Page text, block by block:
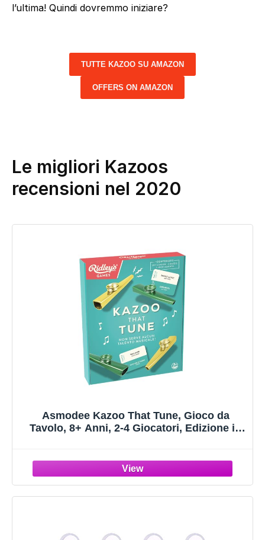
l’ultima! Quindi dovremmo iniziare?
TUTTE KAZOO SU AMAZON
OFFERS ON AMAZON
Le migliori Kazoos
recensioni nel 2020
Asmodee Kazoo That Tune, Gioco da
Tavolo, 8+ Anni, 2-4 Giocatori, Edizione in